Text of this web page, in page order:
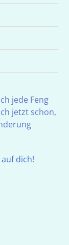
jede Feng
jetzt schon,
dich!